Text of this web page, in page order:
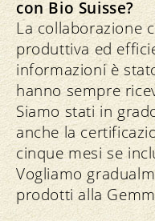
con Bio Suisse?
La collaborazione
produttiva ed
informazioni è
hanno sempre
Siamo stati in
anche la
cinque mesi se
Vogliamo
prodotti alla